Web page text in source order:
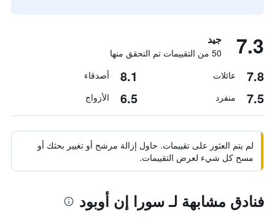
7.3 جيد
50 من التقييمات تم التحقق منها
7.8 عائلات 8.1 أصدقاء
7.5 منفرد 6.5 الأزواج
لم يتم العثور على تقييمات. حاول إزالة مرشح أو تغيير بحثك أو
مسح كل شيء لعرض التقييمات.
فنادق مشابهة لـ سورا إن أوبود